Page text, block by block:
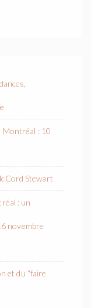
Montréal : 10
Stewart
: un
novembre
et du “faire